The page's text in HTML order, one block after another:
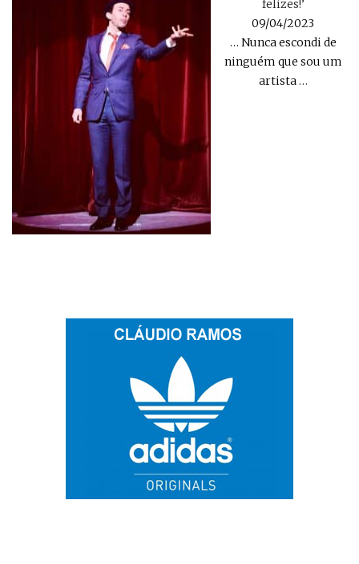
felizes!’
09/04/2023
… Nunca escondi de
ninguém que sou um
artista…